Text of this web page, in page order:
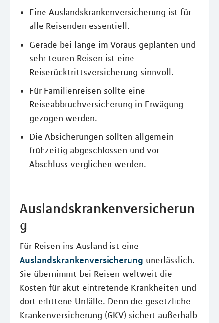
Eine Auslandskrankenversicherung ist für
alle Reisenden essentiell.
Gerade bei lange im Voraus geplanten und
sehr teuren Reisen ist eine
Reiserücktrittsversicherung sinnvoll.
Für Familienreisen sollte eine
Reiseabbruchversicherung in Erwägung
gezogen werden.
Die Absicherungen sollten allgemein
frühzeitig abgeschlossen und vor
Abschluss verglichen werden.
Auslandskrankenversicherun
g
Für Reisen ins Ausland ist eine
Auslandskrankenversicherung unerlässlich.
Sie übernimmt bei Reisen weltweit die
Kosten für akut eintretende Krankheiten und
dort erlittene Unfälle. Denn die gesetzliche
Krankenversicherung (GKV) sichert außerhalb